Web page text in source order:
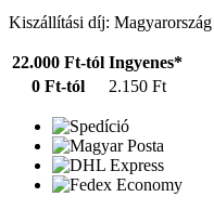
Kiszállítási díj: Magyarország
22.000 Ft-tól Ingyenes*
0 Ft-tól
2.150 Ft